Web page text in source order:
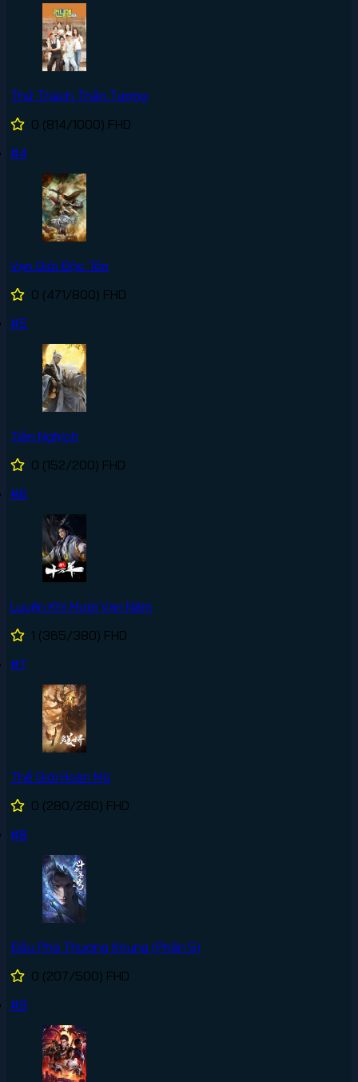
Thử Thách Thần Tượng
0 (814/1000) FHD
#4
Vạn Giới Độc Tôn
0 (471/800) FHD
#5
Tiên Nghịch
0 (152/200) FHD
#6
Luyện Khí Mười Vạn Năm
1 (365/380) FHD
#7
Thế Giới Hoàn Mỹ
0 (280/280) FHD
#8
Đấu Phá Thương Khung (Phần 5)
0 (207/500) FHD
#9